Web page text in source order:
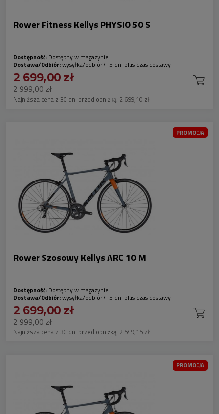
Rower Fitness Kellys PHYSIO 50 S
Dostępność: Dostępny w magazynie
Dostawa/Odbiór:wysyłka/odbiór 4-5 dni plus czas dostawy
2 699,00 zł
2 999,00 zł
Najniższa cena z 30 dni przed obniżką: 2 699,10 zł
Rower Szosowy Kellys ARC 10 M
Dostępność: Dostępny w magazynie
Dostawa/Odbiór:wysyłka/odbiór 4-5 dni plus czas dostawy
2 699,00 zł
2 999,00 zł
Najniższa cena z 30 dni przed obniżką: 2 549,15 zł
PROMOCJA
PROMOCJA